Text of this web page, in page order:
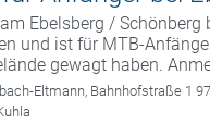
Ebelsberg / Schönberg
und ist für MTB-
gewagt haben.
Eltmann, Bahnhofstraße 1